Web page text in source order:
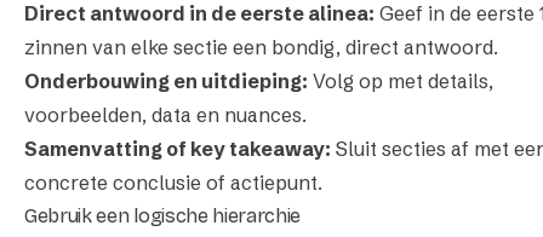
Direct antwoord in de eerste alinea: Geef in de eerste
zinnen van elke sectie een bondig, direct antwoord.
Onderbouwing en uitdieping: Volg op met details,
voorbeelden, data en nuances.
Samenvatting of key takeaway: Sluit secties af met
concrete conclusie of actiepunt.
Gebruik een logische hierarchie